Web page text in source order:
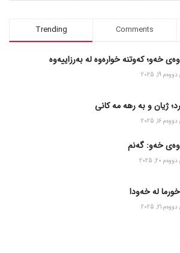
Trending Comments
خەو؛ کەوتنە خوارەوە لە بەرزاییەوە
19, 2025
ژیان و به رهه مه کانی
16, 2025
خەو: گەنم
20, 2025
لە خەودا
21, 2025